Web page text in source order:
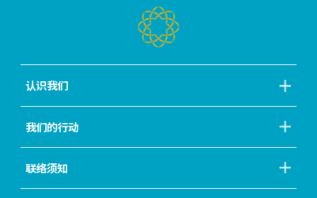
认识我们
我们的行动
联络须知